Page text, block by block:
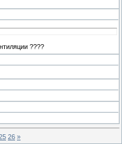
????
26 »